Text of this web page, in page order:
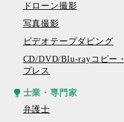
ドローン撮影
写真撮影
ビデオテープダビング
CD/DVD/Blu-rayコピー・
プレス
士業・専門家
弁護士